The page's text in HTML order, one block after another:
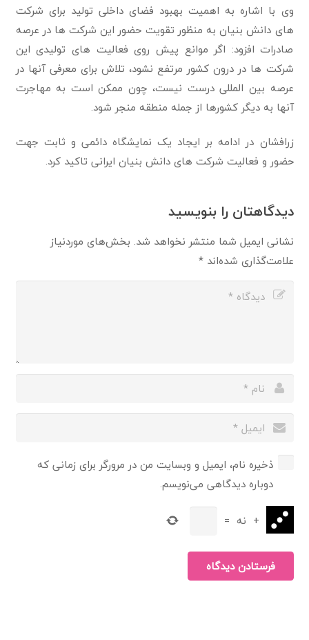
وی با اشاره به اهمیت بهبود فضای داخلی تولید برای شرکت
های دانش بنیان به منظور تقویت حضور این شرکت ها در عرصه
صادرات افزود: اگر موانع پیش روی فعالیت های تولیدی این
شرکت ها در درون کشور مرتفع نشود، تلاش برای معرفی آنها در
عرصه بین المللی درست نیست، چون ممکن است به مهاجرت
آنها به دیگر کشورها از جمله منطقه منجر شود.
زرافشان در ادامه بر ایجاد یک نمایشگاه دائمی و ثابت جهت
حضور و فعالیت شرکت های دانش بنیان ایرانی تاکید کرد.
دیدگاهتان را بنویسید
نشانی ایمیل شما منتشر نخواهد شد. بخش‌های موردنیاز
علامت‌گذاری شده‌اند*
ذخیره نام، ایمیل و وبسایت من در مرورگر برای زمانی که
دوباره دیدگاهی می‌نویسم.
+ نه =
فرستادن دیدگاه